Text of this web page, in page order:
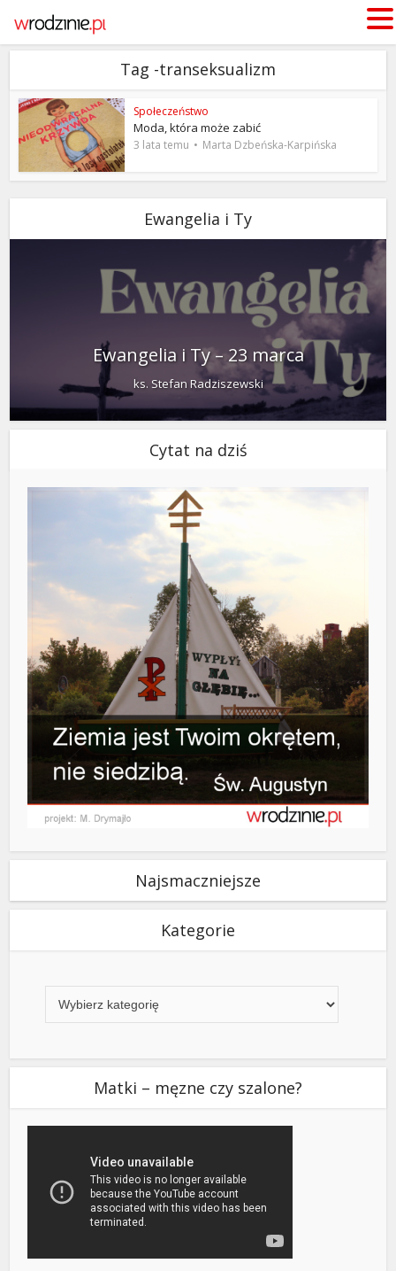
Tag -transeksualizm
Społeczeństwo
Moda, która może zabić
3 lata temu Marta Dzbeńska-Karpińska
Ewangelia i Ty
Ewangelia i Ty – 23 marca
ks. Stefan Radziszewski
Cytat na dziś
Najsmaczniejsze
Kategorie
Matki – męzne czy szalone?